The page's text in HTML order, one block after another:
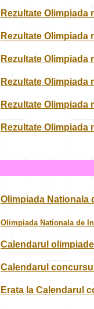
Rezultate Olimpiada
Rezultate Olimpiada
Rezultate Olimpiada
Rezultate
Rezultate
Rezultate
Olimpiada Nationala
Olimpiada Nationala de
Calendarul
Calendarul
Erata la Calendarul